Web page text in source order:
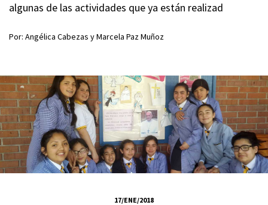
algunas de las actividades que ya están realizad
Por: Angélica Cabezas y Marcela Paz Muñoz
17/ENE/2018